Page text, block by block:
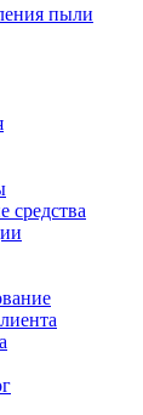
пыли
средства